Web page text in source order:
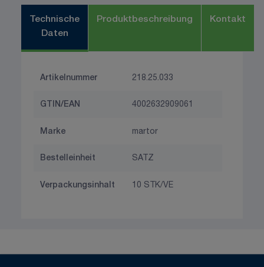
Technische
Daten
Produktbeschreibung Kontakt
Artikelnummer 218.25.033
GTIN/EAN 4002632909061
Marke martor
Bestelleinheit SATZ
Verpackungsinhalt 10 STK/VE